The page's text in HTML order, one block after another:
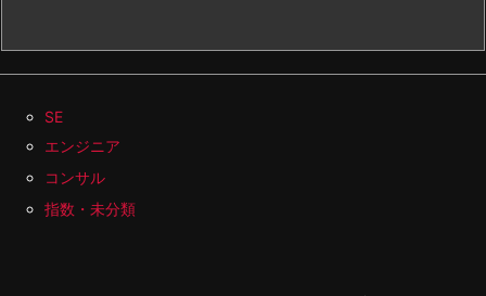
SE
エンジニア
コンサル
指数・未分類